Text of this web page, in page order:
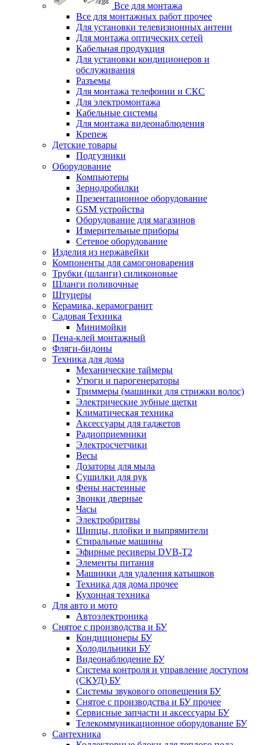
Все для монтажа
Все для монтажных работ прочее
Для установки телевизионных антенн
Для монтажа оптических сетей
Кабельная продукция
Для установки кондиционеров и
обслуживания
Разъемы
Для монтажа телефонии и СКС
Для электромонтажа
Кабельные системы
Для монтажа видеонаблюдения
Крепеж
Детские товары
Подгузники
Оборудование
Компьютеры
Зернодробилки
Презентационное оборудование
GSM устройства
Оборудование для магазинов
Измерительные приборы
Сетевое оборудование
Изделия из нержавейки
Компоненты для самогоноварения
Трубки (шланги) силиконовые
Шланги поливочные
Штуцеры
Керамика, керамогранит
Садовая Техника
Минимойки
Пена-клей монтажный
Фляги-бидоны
Техника для дома
Механические таймеры
Утюги и парогенераторы
Триммеры (машинки для стрижки волос)
Электрические зубные щетки
Климатическая техника
Аксессуары для гаджетов
Радиоприемники
Электросчетчики
Весы
Дозаторы для мыла
Сушилки для рук
Фены настенные
Звонки дверные
Часы
Электробритвы
Щипцы, плойки и выпрямители
Стиральные машины
Эфирные ресиверы DVB-T2
Элементы питания
Машинки для удаления катышков
Техника для дома прочее
Кухонная техника
Для авто и мото
Автоэлектроника
Снятое с производства и БУ
Кондиционеры БУ
Холодильники БУ
Видеонаблюдение БУ
Система контроля и управление доступом
(СКУД) БУ
Системы звукового оповещения БУ
Снятое с производства и БУ прочее
Сервисные запчасти и аксессуары БУ
Телекоммуникационное оборудование БУ
Сантехника